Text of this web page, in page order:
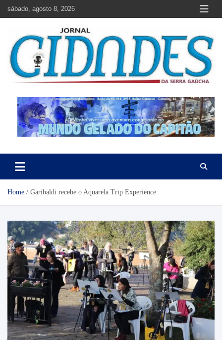
sábado, agosto 8, 2026
Jornal Cidades da Serra Gaúcha
Home Garibaldi recebe o Aquarela Trip Experience